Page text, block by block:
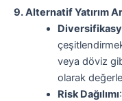
9. Alternatif Yatırım
veya döviz
olarak
Risk Dağılımı